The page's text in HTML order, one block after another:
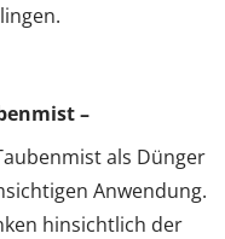
–
als Dünger
Anwendung.
hinsichtlich der